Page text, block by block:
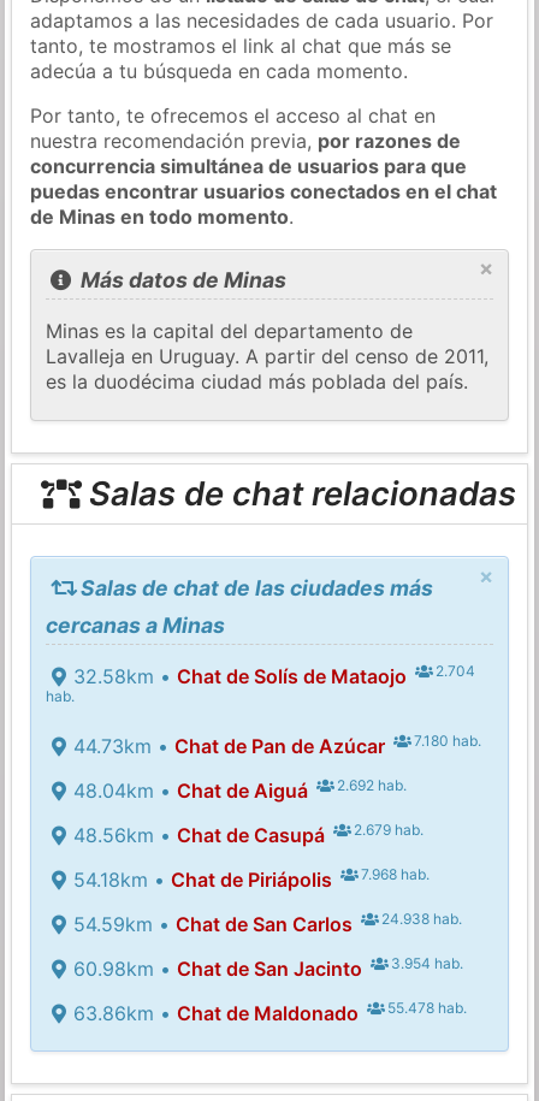
adaptamos a las necesidades de cada usuario. Por
tanto, te mostramos el link al chat que más se
adecúa a tu búsqueda en cada momento.
Por tanto, te ofrecemos el acceso al chat en
nuestra recomendación previa, por razones de
concurrencia simultánea de usuarios para que
puedas encontrar usuarios conectados en el chat
de Minas en todo momento.
×
Más datos de Minas
Minas es la capital del departamento de
Lavalleja en Uruguay. A partir del censo de 2011,
es la duodécima ciudad más poblada del país.
Salas de chat relacionadas
×
Salas de chat de las ciudades más
cercanas a Minas
32.58km • Chat de Solís de Mataojo
2.704
hab.
44.73km • Chat de Pan de Azúcar 7.180 hab.
48.04km • Chat de Aiguá 2.692 hab.
48.56km • Chat de Casupá 2.679 hab.
54.18km • Chat de Piriápolis 7.968 hab.
54.59km • Chat de San Carlos 24.938 hab.
60.98km • Chat de San Jacinto 3.954 hab.
63.86km • Chat de Maldonado 55.478 hab.